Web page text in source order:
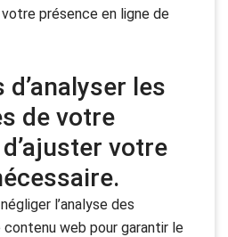
présence en ligne de
d’analyser les
de votre
votre
l’analyse des
web pour garantir le